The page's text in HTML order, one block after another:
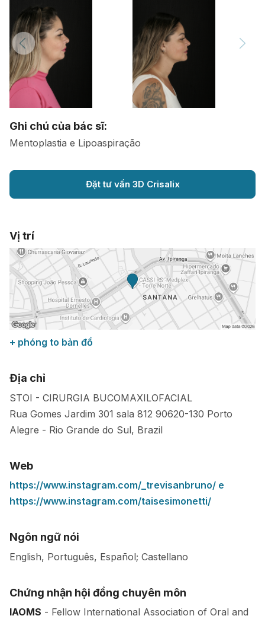
Ghi chú của bác sĩ:
Mentoplastia e Lipoaspiração
Đặt tư vấn 3D Crisalix
Vị trí
+ phóng to bản đồ
Địa chỉ
STOI - CIRURGIA BUCOMAXILOFACIAL
Rua Gomes Jardim 301 sala 812 90620-130 Porto
Alegre - Rio Grande do Sul, Brazil
Web
https://www.instagram.com/_trevisanbruno/ e
https://www.instagram.com/taisesimonetti/
Ngôn ngữ nói
English, Português, Español; Castellano
Chứng nhận hội đồng chuyên môn
IAOMS - Fellow International Association of Oral and